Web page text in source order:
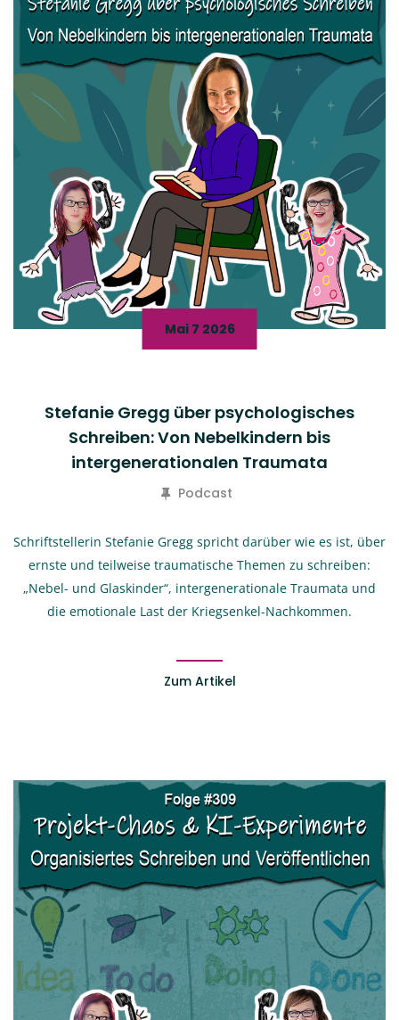
Mai 7 2026
Stefanie Gregg über psychologisches
Schreiben: Von Nebelkindern bis
intergenerationalen Traumata
Podcast
Schriftstellerin Stefanie Gregg spricht darüber wie es ist, über
ernste und teilweise traumatische Themen zu schreiben:
„Nebel- und Glaskinder“, intergenerationale Traumata und
die emotionale Last der Kriegsenkel-Nachkommen.
Zum Artikel